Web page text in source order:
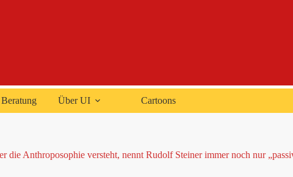
Beratung Über UI Cartoons
die Anthroposophie versteht, nennt Rudolf Steiner immer noch nur